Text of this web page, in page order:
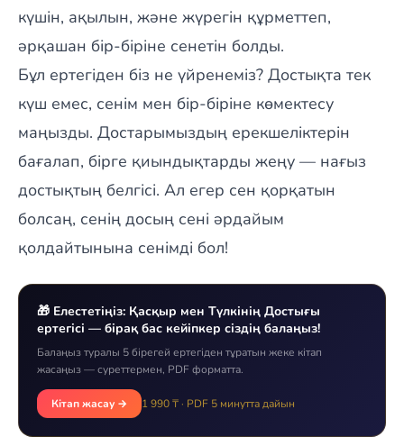
күшін, ақылын, және жүрегін құрметтеп,
әрқашан бір-біріне сенетін болды.
Бұл ертегіден біз не үйренеміз? Достықта тек
күш емес, сенім мен бір-біріне көмектесу
маңызды. Достарымыздың ерекшеліктерін
бағалап, бірге қиындықтарды жеңу — нағыз
достықтың белгісі. Ал егер сен қорқатын
болсаң, сенің досың сені әрдайым
қолдайтынына сенімді бол!
🎁 Елестетіңіз: Қасқыр мен Түлкінің Достығы
ертегісі — бірақ бас кейіпкер сіздің балаңыз!
Балаңыз туралы 5 бірегей ертегіден тұратын жеке кітап
жасаңыз — суреттермен, PDF форматта.
Кітап жасау → 1 990 ₸ · PDF 5 минутта дайын